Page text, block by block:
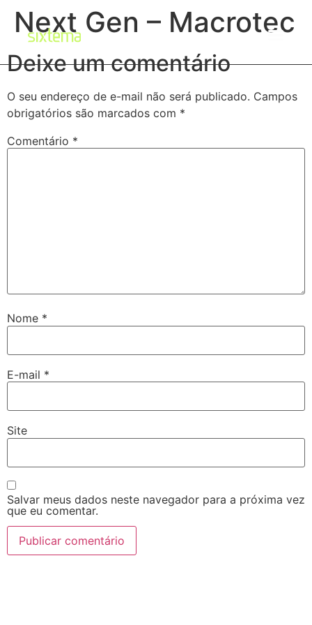
Next Gen – Macrotec
Deixe um comentário
O seu endereço de e-mail não será publicado. Campos
obrigatórios são marcados com *
Comentário *
Nome *
E-mail *
Site
Salvar meus dados neste navegador para a próxima vez
que eu comentar.